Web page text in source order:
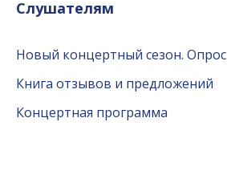
Слушателям
Новый концертный сезон. Опрос
Книга отзывов и предложений
Концертная программа